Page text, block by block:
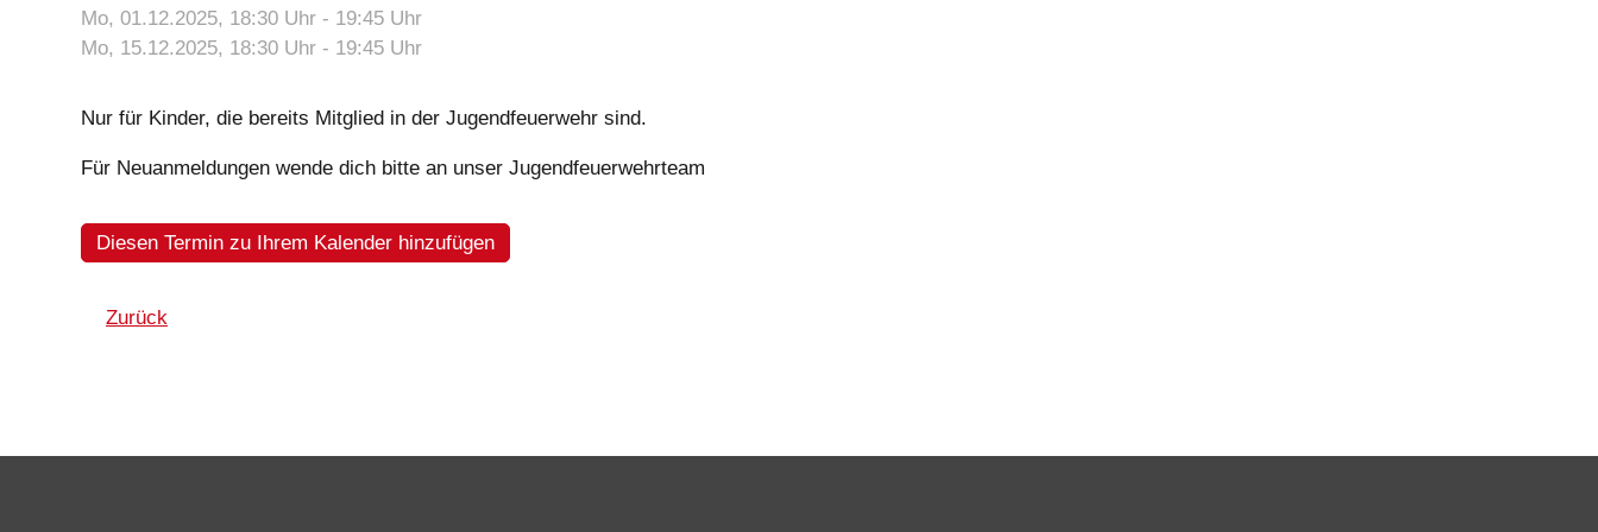
Mo, 01.12.2025, 18:30 Uhr - 19:45 Uhr
Mo, 15.12.2025, 18:30 Uhr - 19:45 Uhr
Nur für Kinder, die bereits Mitglied in der Jugendfeuerwehr sind.
Für Neuanmeldungen wende dich bitte an unser Jugendfeuerwehrteam
Diesen Termin zu Ihrem Kalender hinzufügen
Zurück